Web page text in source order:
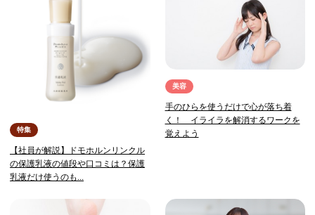
特集
【社員が解説】ドモホルンリンクル
の保護乳液の値段や口コミは？保護
乳液だけ使うのも...
美容
手のひらを使うだけで心が落ち着
く！ イライラを解消するワークを
覚えよう